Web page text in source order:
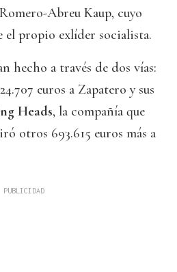
Abreu Kaup, cuyo
el propio exlíder socialista.
hecho a través de dos vías:
euros a Zapatero y sus
Heads, la compañía que
otros 693.615 euros más a